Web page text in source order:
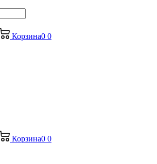
Корзина0 0
Корзина0 0